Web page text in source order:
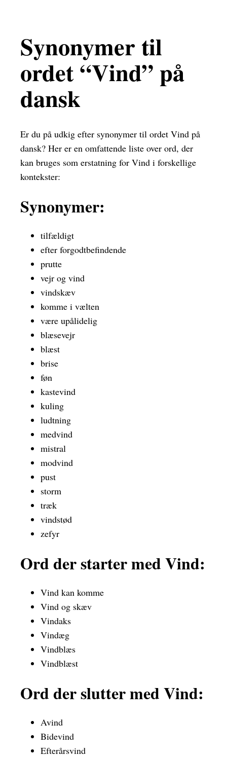
Synonymer til
ordet “Vind” på
dansk
Er du på udkig efter synonymer til ordet Vind på
dansk? Her er en omfattende liste over ord, der
kan bruges som erstatning for Vind i forskellige
kontekster:
Synonymer:
tilfældigt
efter forgodtbefindende
prutte
vejr og vind
vindskæv
komme i vælten
være upålidelig
blæsevejr
blæst
brise
føn
kastevind
kuling
ludtning
medvind
mistral
modvind
pust
storm
træk
vindstød
zefyr
Ord der starter med Vind:
Vind kan komme
Vind og skæv
Vindaks
Vindæg
Vindblæs
Vindblæst
Ord der slutter med Vind:
Avind
Bidevind
Efterårsvind